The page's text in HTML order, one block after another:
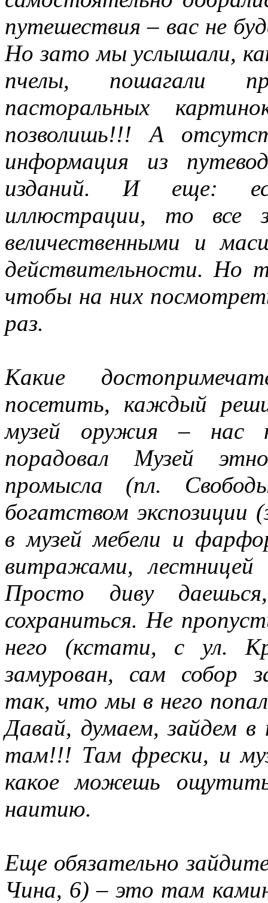
путешествия – вас не
Но зато мы услышали,
пчелы, пошагали
пасторальных
позволишь!!! А
информация из
изданий. И еще:
иллюстрации, то все
величественными и
действительности. Но
чтобы на них
раз.
Какие
посетить, каждый
музей оружия – нас
порадовал Музей
промысла (пл.
богатством экспозиции
в музей мебели и
витражами,
Просто диву
сохраниться. Не
него (кстати, с ул.
замурован, сам собор
так, что мы в него
Давай, думаем, зайдем
там!!! Там фрески, и
какое можешь
наитию.
Еще обязательно
Чина, 6) – это там